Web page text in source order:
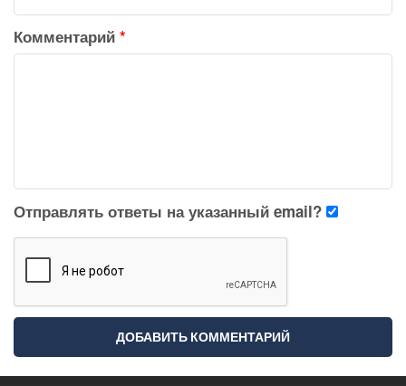
Комментарий *
Отправлять ответы на указанный email?